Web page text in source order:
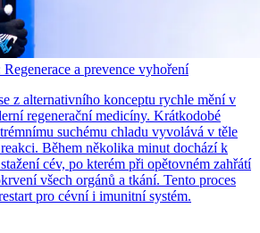
a prevence vyhoření
z alternativního konceptu rychle mění v
regenerační medicíny. Krátkodobé
suchému chladu vyvolává v těle
Během několika minut dochází k
cév, po kterém při opětovném zahřátí
všech orgánů a tkání. Tento proces
pro cévní i imunitní systém.